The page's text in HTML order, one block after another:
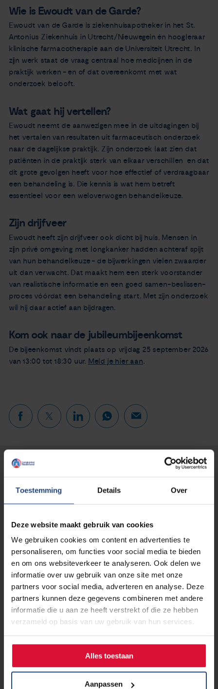
Toestemming Details Over
Deze website maakt gebruik van cookies
We gebruiken cookies om content en advertenties te
personaliseren, om functies voor social media te bieden
en om ons websiteverkeer te analyseren. Ook delen we
informatie over uw gebruik van onze site met onze
partners voor social media, adverteren en analyse. Deze
partners kunnen deze gegevens combineren met andere
informatie die u aan ze heeft verstrekt of die ze hebben
verzameld op basis van uw gebruik van hun services.
Alles toestaan
Aanpassen
Wie is Ewoudt van de Garde?
Ewoudt van de Garde is ziekenhuisapotheker in het St.
Antonius Ziekenhuis in Utrecht/Nieuwegein én hoogleraar
klinische farmacotherapie aan de Universiteit Utrecht. In
zijn werk staat de vraag centraal hoe medicijnen in de
praktijk werken - en of dat overeenkomt met wat
onderzoek belooft.
Wat gaat hij vertellen?
Ewoudt neemt de aanwezigen mee in de uitdagingen bij
het vertalen van resultaten uit farmaceutisch onderzoek
naar de dagelijkse praktijk. Zijn onderzoek laat zien dat
patiënten in de praktijk sterk van elkaar verschillen en dat
dit grote gevolgen heeft voor hoe effectief of verdraagbaar
een behandeling is. Die kennis is wat hem betreft
essentieel voor een weloverwogen behandelkeuze.
Zijn drijfveer
Ewoudt heeft zijn drijfveer ook dicht bij huis. Mensen in
zijn privé omgeving met longkanker hadden achteraf spijt
van hun behandelkeuze - de bijwerkingen vielen zwaarder
uit dan verwacht. Dat maakt hem een sterk voorstander
van realistische informatie en een goed samen-beslissen-
proces vóórdat een behandeling start. Met zijn onderzoek
wil hij daar actief aan bijdragen.
Kom ook naar de jubileumbijeenkomst
De bijeenkomst vindt plaats op vrijdag 25 september 2026
van 13:00 tot 18:30 uur. Meld je hier aan.
Lees verder...
Leestip: Dansen in de regen. Over
leven met longkanker